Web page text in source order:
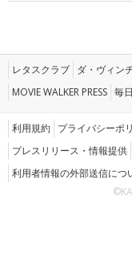
レタスクラブ ダ・ヴィン
MOVIE WALKER PRESS 毎
利用規約 プライバシーポ
プレスリリース・情報提供
利用者情報の外部送信につ